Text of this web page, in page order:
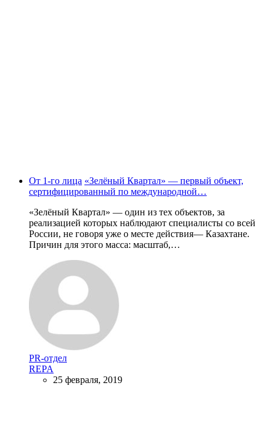
От 1-го лица «Зелёный Квартал» — первый объект,
сертифицированный по международной…
«Зелёный Квартал» — один из тех объектов, за
реализацией которых наблюдают специалисты со всей
России, не говоря уже о месте действия— Казахтане.
Причин для этого масса: масштаб,…
PR-отдел
REPA
25 февраля, 2019